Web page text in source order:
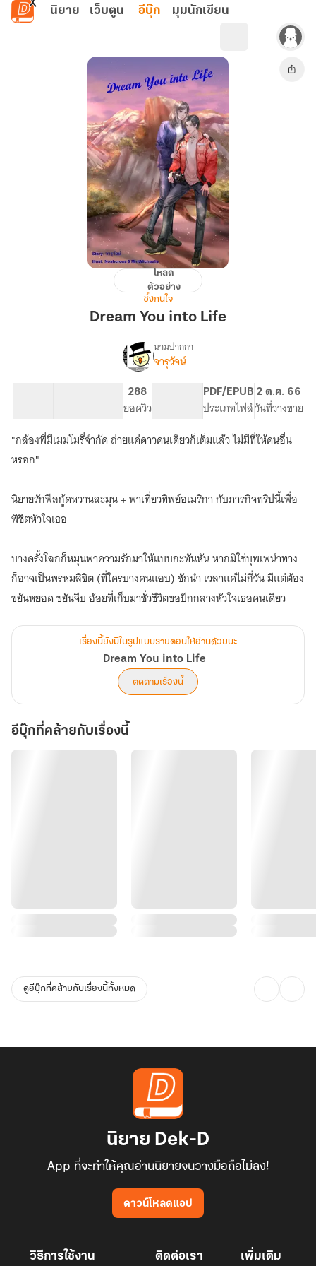
ข้ามไปยังเนื้อหาหลัก
นิยาย เว็บตูน อีบุ๊ก มุมนักเขียน
Dream
into
โหลด
ตัวอย่าง
ซึ้งกินใจ
Dream You into Life
เรื่องDream
นามปากกา
จารุวัจน์
จำนวนคำ จำนวนหน้า (A5)
288
ยอดวิวระดับเนื้อหา
PDF/EPUB
ประเภทไฟล์
2 ต.ค. 66
วันที่วางขาย
"กล้องพี่มีเมมโมรี่จำกัด ถ่ายแค่ดาวคนเดียวก็เต็มแล้ว ไม่มีที่ให้คนอื่น
หรอก"
นิยายรักฟีลกู้ดหวานละมุน + พาเที่ยวทิพย์อเมริกา กับภารกิจทริปนี้เพื่อ
พิชิตหัวใจเธอ
บางครั้งโลกก็หมุนพาความรักมาให้แบบกะทันหัน หากมิใช่บุพเพนำทาง
ก็อาจเป็นพรหมลิขิต (ที่ใครบางคนแอบ) ชักนำ เวลาแค่ไม่กี่วัน มีแต่ต้อง
ขยันหยอด ขยันจีบ อ้อยที่เก็บมาชั่วชีวิตขอปักกลางหัวใจเธอคนเดียว
เรื่องนี้ยังมีในรูปแบบรายตอนให้อ่านด้วยนะ
Dream You into Life
ติดตามเรื่องนี้
อีบุ๊กที่คล้ายกับเรื่องนี้
ดูอีบุ๊กที่คล้ายกับเรื่องนี้ทั้งหมด
นิยาย Dek-D
App ที่จะทำให้คุณอ่านนิยายจนวางมือถือไม่ลง!
ดาวน์โหลดแอป
วิธีการใช้งาน ติดต่อเรา เพิ่มเติม